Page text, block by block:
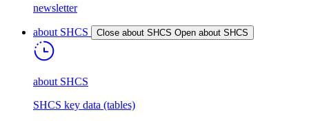
newsletter
about SHCS Close about SHCS Open about SHCS
about SHCS
SHCS key data (tables)